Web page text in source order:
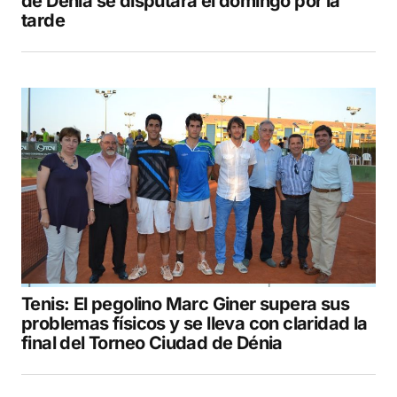
tarde
Tenis: El pegolino Marc Giner supera sus
problemas físicos y se lleva con claridad la
final del Torneo Ciudad de Dénia